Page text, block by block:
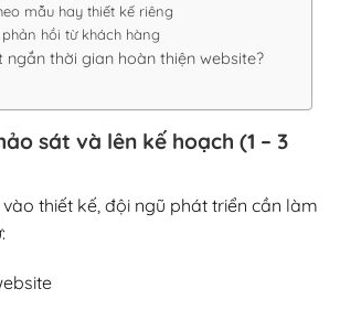
mẫu hay thiết kế riêng
hồi từ khách hàng
ngắn thời gian hoàn thiện website?
sát và lên kế hoạch (1 – 3
thiết kế, đội ngũ phát triển cần làm